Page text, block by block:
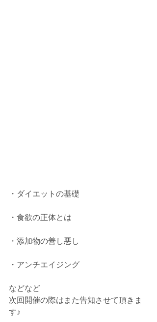
・ダイエットの基礎
・食欲の正体とは
・添加物の善し悪し
・アンチエイジング
などなど
次回開催の際はまた告知させて頂きま
す♪